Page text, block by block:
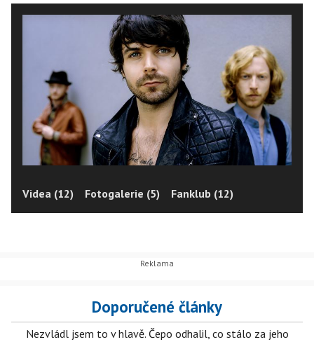
Videa (12) Fotogalerie (5) Fanklub (12)
Doporučené články
Nezvládl jsem to v hlavě. Čepo odhalil, co stálo za jeho